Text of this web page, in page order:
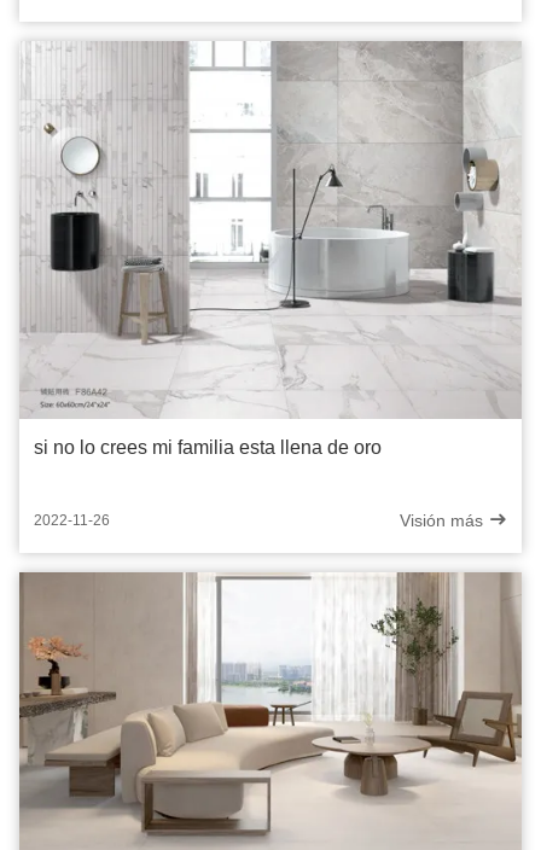
si no lo crees mi familia esta llena de oro
2022-11-26 Visión más